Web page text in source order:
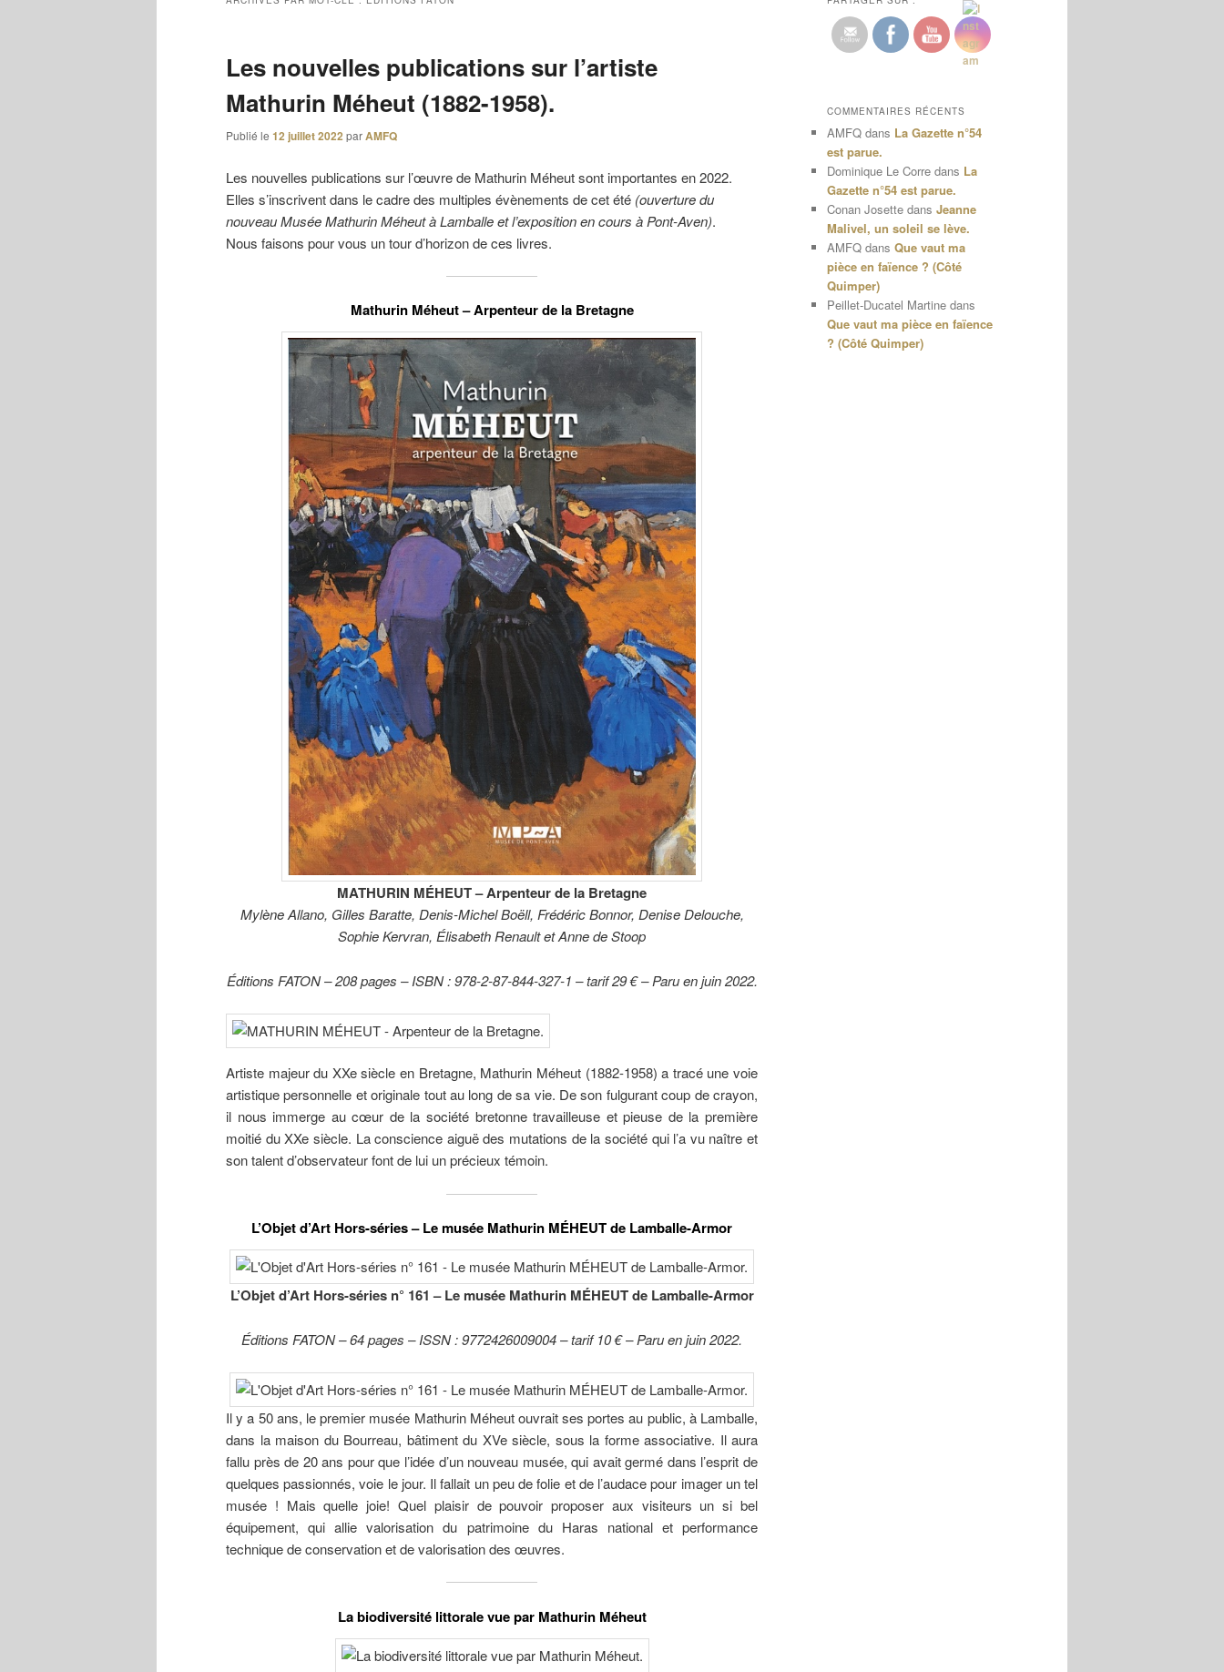
Les nouvelles publications sur l’artiste
Mathurin Méheut (1882-1958).
Publié le 12 juillet 2022 parAMFQ
Les nouvelles publications sur l’œuvre de Mathurin Méheut sont importantes en 2022.
Elles s’inscrivent dans le cadre des multiples évènements de cet été (ouverture du
nouveau Musée Mathurin Méheut à Lamballe et l’exposition en cours à Pont-Aven).
Nous faisons pour vous un tour d’horizon de ces livres.
Mathurin Méheut – Arpenteur de la Bretagne
MATHURIN MÉHEUT – Arpenteur de la Bretagne
Mylène Allano, Gilles Baratte, Denis-Michel Boëll, Frédéric Bonnor, Denise Delouche,
Sophie Kervran, Élisabeth Renault et Anne de Stoop
Éditions FATON – 208 pages – ISBN : 978-2-87-844-327-1 – tarif 29 € – Paru en juin 2022.
Artiste majeur du XXe siècle en Bretagne, Mathurin Méheut (1882-1958) a tracé une voie
artistique personnelle et originale tout au long de sa vie. De son fulgurant coup de crayon,
il nous immerge au cœur de la société bretonne travailleuse et pieuse de la première
moitié du XXe siècle. La conscience aiguë des mutations de la société qui l’a vu naître et
son talent d’observateur font de lui un précieux témoin.
L’Objet d’Art Hors-séries – Le musée Mathurin MÉHEUT de Lamballe-Armor
L’Objet d’Art Hors-séries n° 161 – Le musée Mathurin MÉHEUT de Lamballe-Armor
Éditions FATON – 64 pages – ISSN : 9772426009004 – tarif 10 € – Paru en juin 2022.
Il y a 50 ans, le premier musée Mathurin Méheut ouvrait ses portes au public, à Lamballe,
dans la maison du Bourreau, bâtiment du XVe siècle, sous la forme associative. Il aura
fallu près de 20 ans pour que l’idée d’un nouveau musée, qui avait germé dans l’esprit de
quelques passionnés, voie le jour. Il fallait un peu de folie et de l’audace pour imager un tel
musée ! Mais quelle joie! Quel plaisir de pouvoir proposer aux visiteurs un si bel
équipement, qui allie valorisation du patrimoine du Haras national et performance
technique de conservation et de valorisation des œuvres.
La biodiversité littorale vue par Mathurin Méheut
COMMENTAIRES RÉCENTS
AMFQ dans La Gazette n°54
est parue.
Dominique Le Corre dans La
Gazette n°54 est parue.
Conan Josette dans Jeanne
Malivel, un soleil se lève.
AMFQ dans Que vaut ma
pièce en faïence ? (Côté
Quimper)
Peillet-Ducatel Martine dans
Que vaut ma pièce en faïence
? (Côté Quimper)